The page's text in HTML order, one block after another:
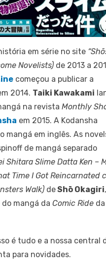
em série no site
Novelists) de 2013 a
começou a publicar a
2014. Taiki Kawakami
na revista Monthly
em 2015. A Kodansha
mangá em inglês. As
de mangá separado
Shitara Slime Datta Ken –
Time I Got Reincarnated
Walk) deShō Okagiri
mangá da Comic Ride da
é tudo e a nossa central
para novidades.